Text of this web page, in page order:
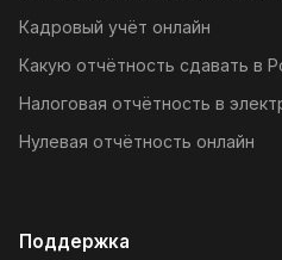
Кадровый учёт онлайн
Какую отчётность сдавать в
Налоговая отчётность в
Нулевая отчётность онлайн
Поддержка